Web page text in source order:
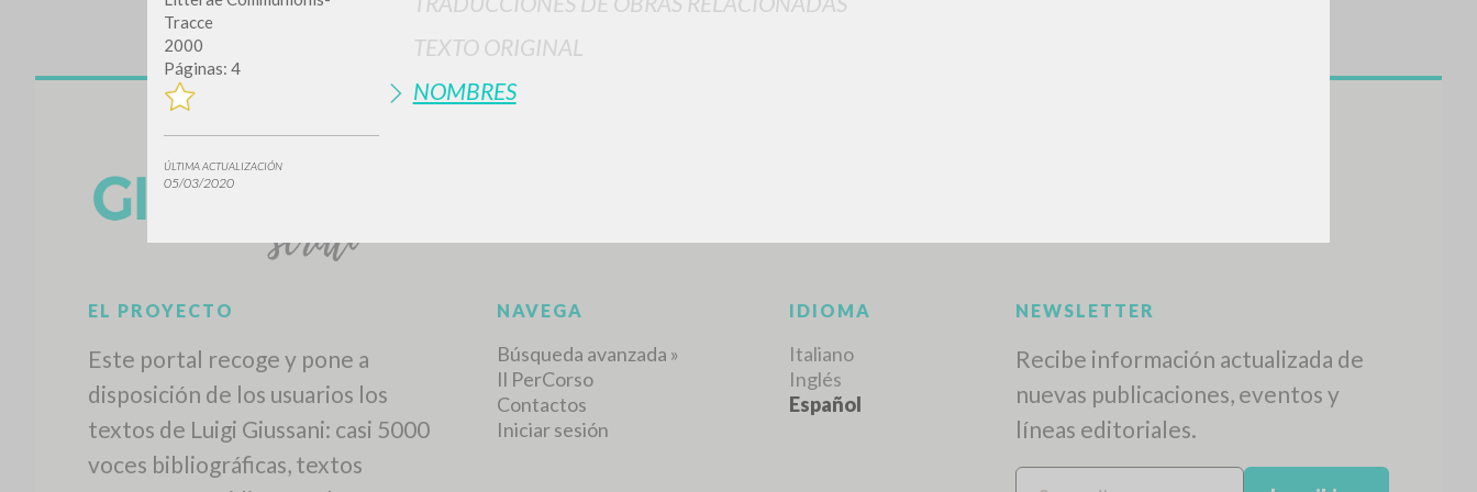
Tracce
2000
Páginas: 4
ÚLTIMA ACTUALIZACIÓN
05/03/2020
TEXTO ORIGINAL
NOMBRES
EL PROYECTO
Este portal recoge y pone a
NAVEGA IDIOMA NEWSLETTER
Recibe información actualizada de